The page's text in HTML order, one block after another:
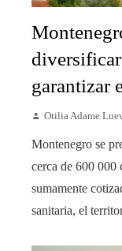
garantizar
Otilia Adame
Montenegro se
cerca de 600
sumamente
sanitaria, el